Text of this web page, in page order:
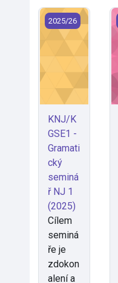
KNJ/KGSE1 -
2025/26
KNJ/K
GSE1 -
Gramati
cký
seminá
ř NJ 1
(2025)
Cílem
seminá
ře je
zdokon
alení a